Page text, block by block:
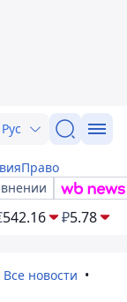
Рус
Право
542.16 ₽5.78
Все новости